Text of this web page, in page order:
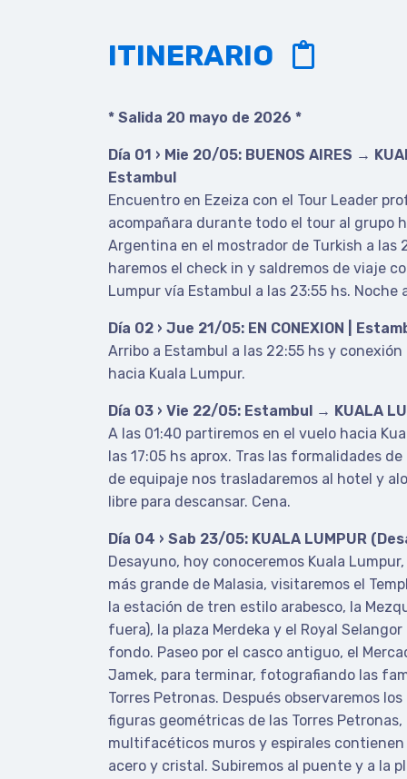
ITINERARIO
* Salida 20 mayo de 2026 *
Día 01 › Mie 20/05: BUENOS AIRES →
Estambul
Encuentro en Ezeiza con el Tour Leader
acompañara durante todo el tour al grupo
Argentina en el mostrador de Turkish a las
haremos el check in y saldremos de viaje
Lumpur vía Estambul a las 23:55 hs. Noche
Día 02 › Jue 21/05: EN CONEXION |
Arribo a Estambul a las 22:55 hs y
hacia Kuala Lumpur.
Día 03 › Vie 22/05: Estambul → KUALA
A las 01:40 partiremos en el vuelo hacia
las 17:05 hs aprox. Tras las formalidades
de equipaje nos trasladaremos al hotel y
libre para descansar. Cena.
Día 04 › Sab 23/05: KUALA LUMPUR
Desayuno, hoy conoceremos Kuala
más grande de Malasia, visitaremos el
la estación de tren estilo arabesco, la
fuera), la plaza Merdeka y el Royal
fondo. Paseo por el casco antiguo, el
Jamek, para terminar, fotografiando las
Torres Petronas. Después observaremos
figuras geométricas de las Torres
multifacéticos muros y espirales contienen
acero y cristal. Subiremos al puente y a la